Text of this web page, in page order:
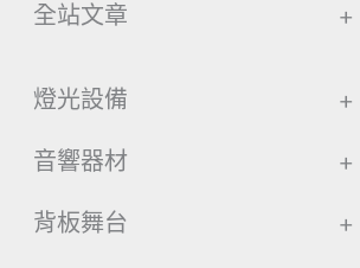
全站文章 +
燈光設備 +
音響器材 +
背板舞台 +